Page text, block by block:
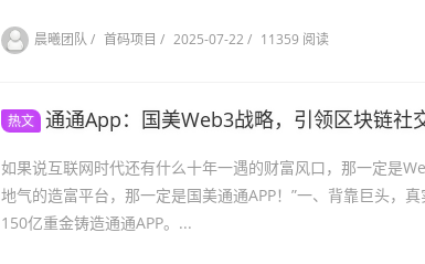
晨曦团队 / 首码项目 / 2025-07-22 / 11359 阅读
热文 通通App：国美Web3战略，引领区块链社
如果说互联网时代还有什么十年一遇的财富风口，那一定是
地气的造富平台，那一定是国美通通APP！”一、背靠巨头，
150亿重金铸造通通APP。...